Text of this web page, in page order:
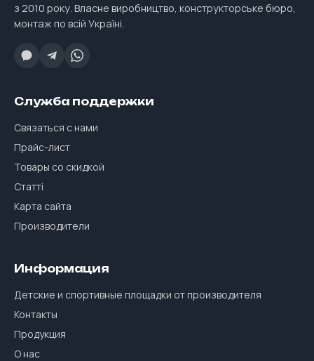
з 2010 року. Власне виробництво, конструкторське бюро,
монтаж по всій Україні.
Служба поддержки
Связаться с нами
Прайс-лист
Товары со скидкой
Статті
Карта сайта
Производители
Информация
Детские и спортивные площадки от производителя
Контакты
Продукция
О нас